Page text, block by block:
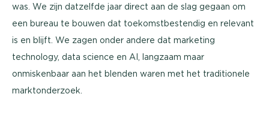
was. We zijn datzelfde jaar direct aan de slag gegaan om
een bureau te bouwen dat toekomstbestendig en relevant
is en blijft. We zagen onder andere dat marketing
technology, data science en AI, langzaam maar
onmiskenbaar aan het blenden waren met het traditionele
marktonderzoek.